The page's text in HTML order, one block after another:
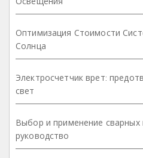
Оптимизация Стоимости
Солнца
Электросчетчик врет:
свет
Выбор и применение сварных
руководство